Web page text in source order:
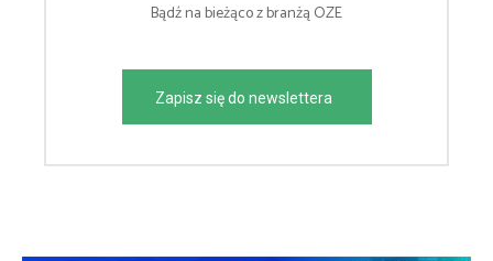
Bądź na bieżąco z branżą OZE
Zapisz się do newslettera